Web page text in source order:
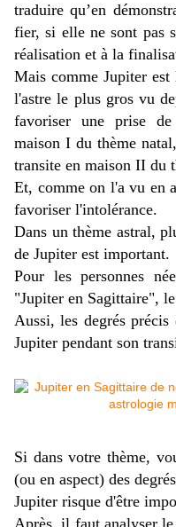
traduire qu’en
fier, si elle ne sont pas
réalisation et à la
Mais comme Jupiter est
l'astre le plus gros vu
favoriser une prise
maison I du thème
transite en maison II du
Et, comme on l'a vu en
favoriser l'intolérance.
Dans un thème astral,
de Jupiter est important.
Pour les personnes
"Jupiter en Sagittaire",
Aussi, les degrés précis
Jupiter pendant son
Si dans votre thème,
(ou en aspect) des
Jupiter risque d'être